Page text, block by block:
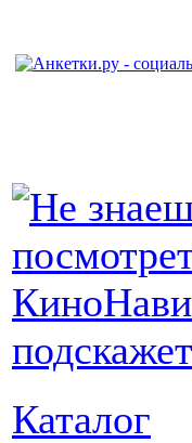
Каталог